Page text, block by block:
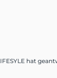
hat